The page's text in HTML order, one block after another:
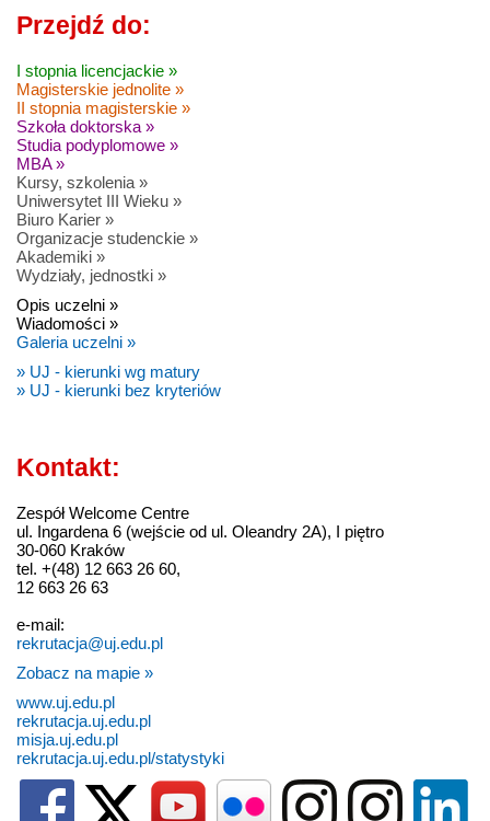
Przejdź do:
I stopnia licencjackie »
Magisterskie jednolite »
II stopnia magisterskie »
Szkoła doktorska »
Studia podyplomowe »
MBA »
Kursy, szkolenia »
Uniwersytet III Wieku »
Biuro Karier »
Organizacje studenckie »
Akademiki »
Wydziały, jednostki »
Opis uczelni »
Wiadomości »
Galeria uczelni »
» UJ - kierunki wg matury
» UJ - kierunki bez kryteriów
Kontakt:
Zespół Welcome Centre
ul. Ingardena 6 (wejście od ul. Oleandry 2A), I piętro
30-060 Kraków
tel. +(48) 12 663 26 60,
12 663 26 63
e-mail:
rekrutacja@uj.edu.pl
Zobacz na mapie »
www.uj.edu.pl
rekrutacja.uj.edu.pl
misja.uj.edu.pl
rekrutacja.uj.edu.pl/statystyki